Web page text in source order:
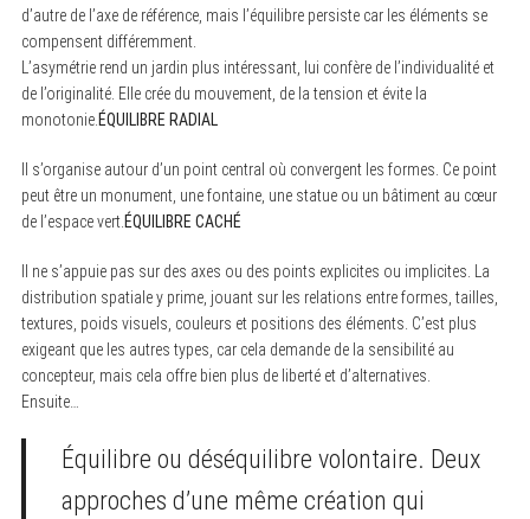
d’autre de l’axe de référence, mais l’équilibre persiste car les éléments se
compensent différemment.
L’asymétrie rend un jardin plus intéressant, lui confère de l’individualité et
de l’originalité. Elle crée du mouvement, de la tension et évite la
monotonie. ÉQUILIBRE RADIAL
Il s’organise autour d’un point central où convergent les formes. Ce point
peut être un monument, une fontaine, une statue ou un bâtiment au cœur
de l’espace vert. ÉQUILIBRE CACHÉ
Il ne s’appuie pas sur des axes ou des points explicites ou implicites. La
distribution spatiale y prime, jouant sur les relations entre formes, tailles,
textures, poids visuels, couleurs et positions des éléments. C’est plus
exigeant que les autres types, car cela demande de la sensibilité au
concepteur, mais cela offre bien plus de liberté et d’alternatives.
Ensuite…
Équilibre ou déséquilibre volontaire. Deux
approches d’une même création qui